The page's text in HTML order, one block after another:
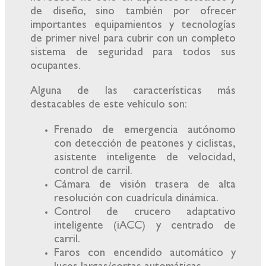
de diseño, sino también por ofrecer
importantes equipamientos y tecnologías
de primer nivel para cubrir con un completo
sistema de seguridad para todos sus
ocupantes.
Alguna de las características más
destacables de este vehículo son:
Frenado de emergencia autónomo
con detección de peatones y ciclistas,
asistente inteligente de velocidad,
control de carril.
Cámara de visión trasera de alta
resolución con cuadrícula dinámica.
Control de crucero adaptativo
inteligente (iACC) y centrado de
carril.
Faros con encendido automático y